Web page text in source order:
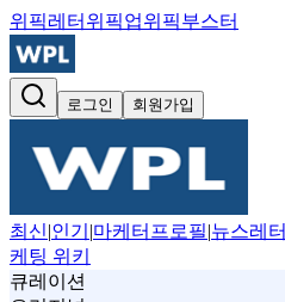
위픽레터 위픽업위픽부스터
로그인 회원가입
최신|인기 |마케터프로필|뉴스레터
케팅 위키
큐레이션